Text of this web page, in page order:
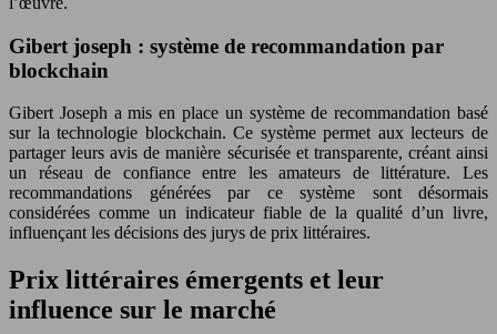
Gibert joseph : système de recommandation par
blockchain
Gibert Joseph a mis en place un système de recommandation basé
sur la technologie blockchain. Ce système permet aux lecteurs de
partager leurs avis de manière sécurisée et transparente, créant ainsi
un réseau de confiance entre les amateurs de littérature. Les
recommandations générées par ce système sont désormais
considérées comme un indicateur fiable de la qualité d’un livre,
influençant les décisions des jurys de prix littéraires.
Prix littéraires émergents et leur
influence sur le marché